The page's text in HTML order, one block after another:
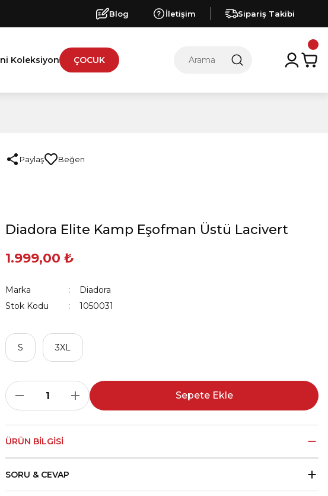
Blog İletişim Sipariş Takibi
Koleksiyon ÇOCUK
Paylaş
Diadora Elite Kamp Eşofman Üstü Lacivert
1.999,00 ₺
Marka
Diadora
Stok Kodu
1050031
S 3XL
Sepete Ekle
ÜRÜN BILGISI
SORU & CEVAP